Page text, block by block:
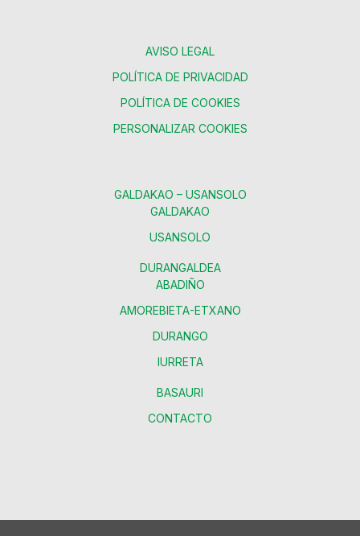
AVISO LEGAL
POLÍTICA DE PRIVACIDAD
POLÍTICA DE COOKIES
PERSONALIZAR COOKIES
GALDAKAO – USANSOLO
GALDAKAO
USANSOLO
DURANGALDEA
ABADIÑO
AMOREBIETA-ETXANO
DURANGO
IURRETA
BASAURI
CONTACTO